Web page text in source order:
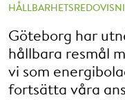
Göteborg har
hållbara resmål
vi som
fortsätta våra